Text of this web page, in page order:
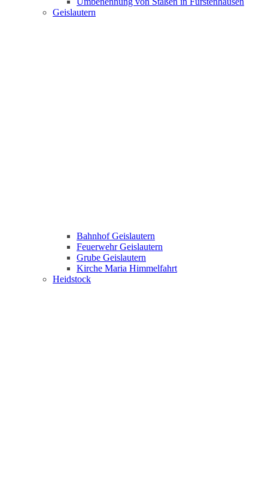
Geislautern
Bahnhof Geislautern
Feuerwehr Geislautern
Grube Geislautern
Kirche Maria Himmelfahrt
Heidstock